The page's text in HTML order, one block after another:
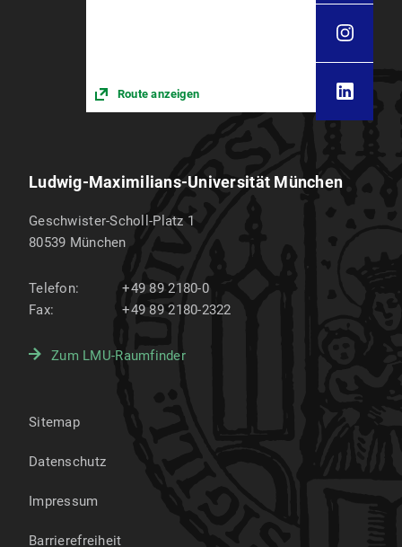
Route anzeigen
Ludwig-Maximilians-Universität München
Geschwister-Scholl-Platz 1
80539 München
Telefon:
+49 89 2180-0
Fax:
+49 89 2180-2322
Zum LMU-Raumfinder
Sitemap
Datenschutz
Impressum
Barrierefreiheit